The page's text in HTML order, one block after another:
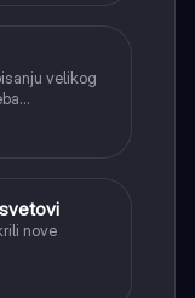
velikog
u
nove